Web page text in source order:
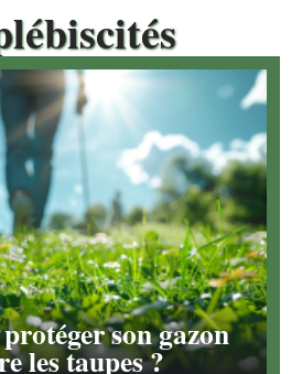
son gazon
les taupes ?